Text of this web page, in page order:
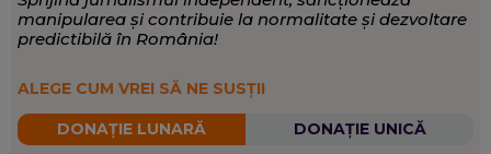
manipularea și contribuie la normalitate și dezvoltare
predictibilă în România!
ALEGE CUM VREI SĂ NE SUSȚII
DONAȚIE LUNARĂ DONAȚIE UNICĂ